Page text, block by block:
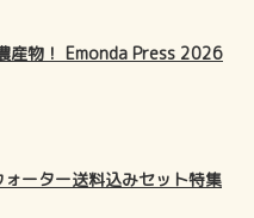
産物！ Emonda Press 2026
ーター送料込みセット特集